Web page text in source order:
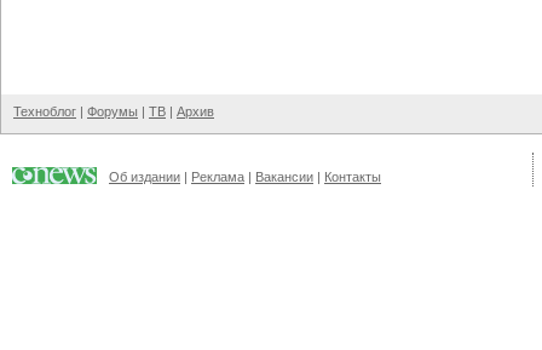
Техноблог | Форумы | ТВ | Архив
Об издании | Реклама | Вакансии | Контакты